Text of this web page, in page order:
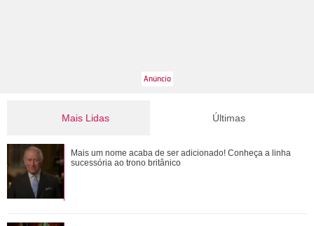
Mais Lidas
Caroline Dallarosa revela que está grávida do primeiro filho!
Veja as famosas que anunciara...
Últimas
Mais um nome acaba de ser adicionado! Conheça a linha
sucessória ao trono britânico